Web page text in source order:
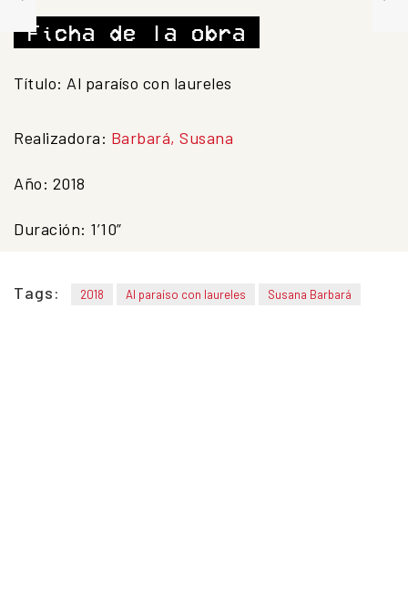
Ficha de la obra
Título: Al paraíso con laureles
Realizadora: Barbará, Susana
Año: 2018
Duración: 1’10”
Tags: 2018 Al paraíso con laureles Susana Barbará